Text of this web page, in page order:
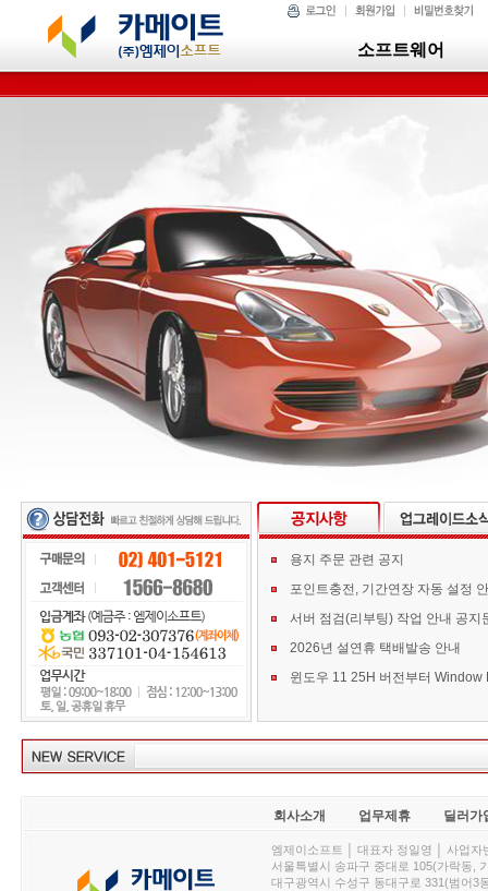
소프트웨어
용지 주문 관련 공지
포인트충전, 기간연장 자동 설정
서버 점검(리부팅) 작업 안내 공지
2026년 설연휴 택배발송 안내
회사소개 업무제휴 딜러가
엠제이소프트 │ 대표자 정일영 │ 사업
서울특별시 송파구 중대로 105(가락동,
대구광역시 수성구 동대구로 331(범어3